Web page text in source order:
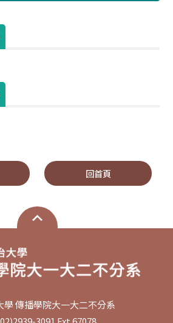
回首頁
學 傳播學院大一大二不分系